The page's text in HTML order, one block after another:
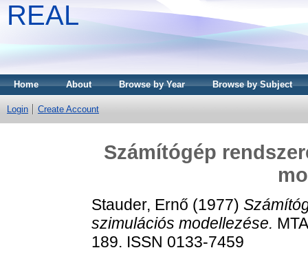
REAL
Home About Browse by Year Browse by Subject
Login Create Account
Számítógép
Stauder, Ernő (1977)
szimulációs modellezése.
189. ISSN 0133-7459